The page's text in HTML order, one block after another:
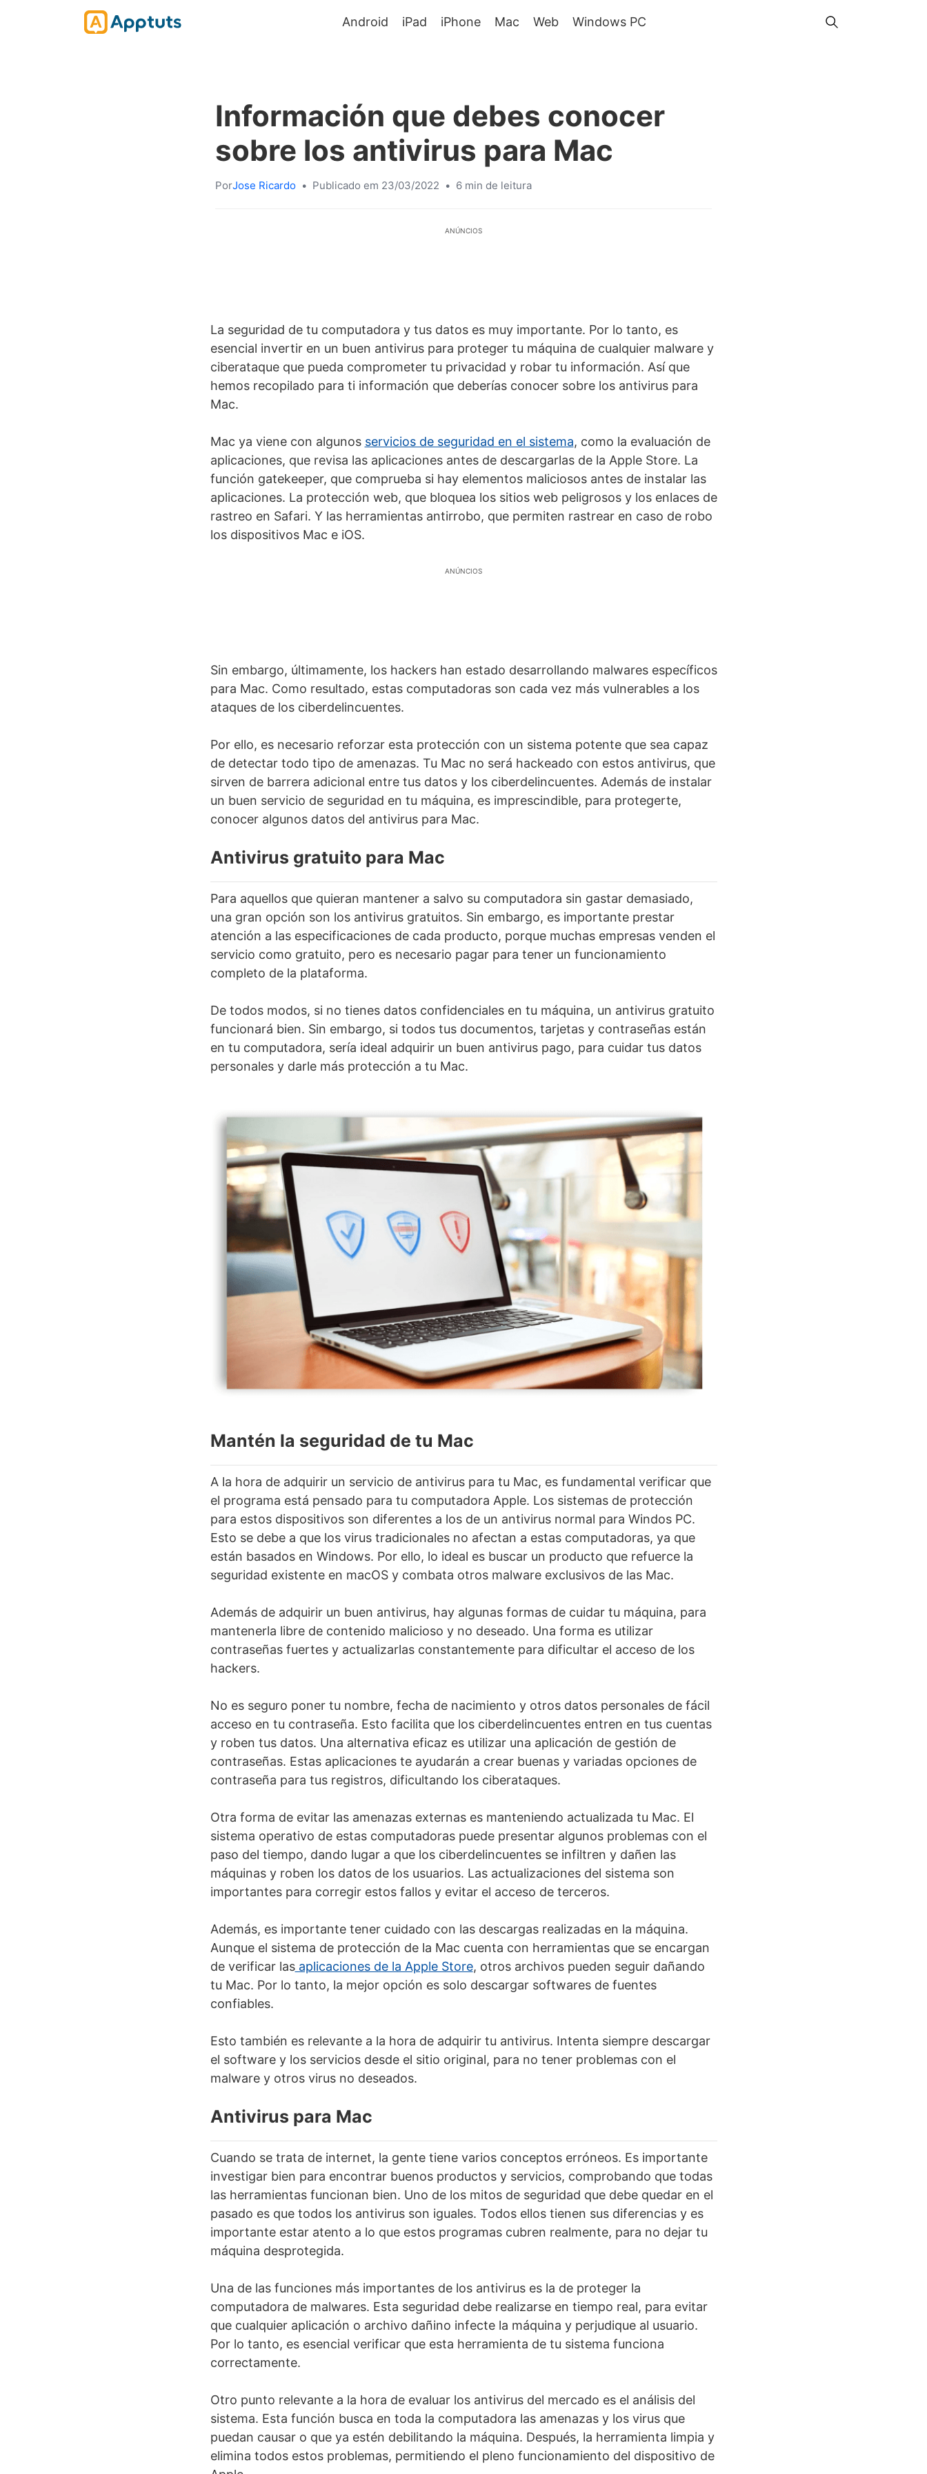
Android iPad iPhone Mac Web Windows PC
Información que debes conocer
sobre los antivirus para Mac
PorJose Ricardo • Publicado em 23/03/2022 • 6 min de leitura
ANÚNCIOS
La seguridad de tu computadora y tus datos es muy importante. Por lo tanto, es
esencial invertir en un buen antivirus para proteger tu máquina de cualquier malware y
ciberataque que pueda comprometer tu privacidad y robar tu información. Así que
hemos recopilado para ti información que deberías conocer sobre los antivirus para
Mac.
Mac ya viene con algunos servicios de seguridad en el sistema, como la evaluación de
aplicaciones, que revisa las aplicaciones antes de descargarlas de la Apple Store. La
función gatekeeper, que comprueba si hay elementos maliciosos antes de instalar las
aplicaciones. La protección web, que bloquea los sitios web peligrosos y los enlaces de
rastreo en Safari. Y las herramientas antirrobo, que permiten rastrear en caso de robo
los dispositivos Mac e iOS.
ANÚNCIOS
Sin embargo, últimamente, los hackers han estado desarrollando malwares específicos
para Mac. Como resultado, estas computadoras son cada vez más vulnerables a los
ataques de los ciberdelincuentes.
Por ello, es necesario reforzar esta protección con un sistema potente que sea capaz
de detectar todo tipo de amenazas. Tu Mac no será hackeado con estos antivirus, que
sirven de barrera adicional entre tus datos y los ciberdelincuentes. Además de instalar
un buen servicio de seguridad en tu máquina, es imprescindible, para protegerte,
conocer algunos datos del antivirus para Mac.
Antivirus gratuito para Mac
Para aquellos que quieran mantener a salvo su computadora sin gastar demasiado,
una gran opción son los antivirus gratuitos. Sin embargo, es importante prestar
atención a las especificaciones de cada producto, porque muchas empresas venden el
servicio como gratuito, pero es necesario pagar para tener un funcionamiento
completo de la plataforma.
De todos modos, si no tienes datos confidenciales en tu máquina, un antivirus gratuito
funcionará bien. Sin embargo, si todos tus documentos, tarjetas y contraseñas están
en tu computadora, sería ideal adquirir un buen antivirus pago, para cuidar tus datos
personales y darle más protección a tu Mac.
Mantén la seguridad de tu Mac
A la hora de adquirir un servicio de antivirus para tu Mac, es fundamental verificar que
el programa está pensado para tu computadora Apple. Los sistemas de protección
para estos dispositivos son diferentes a los de un antivirus normal para Windos PC.
Esto se debe a que los virus tradicionales no afectan a estas computadoras, ya que
están basados en Windows. Por ello, lo ideal es buscar un producto que refuerce la
seguridad existente en macOS y combata otros malware exclusivos de las Mac.
Además de adquirir un buen antivirus, hay algunas formas de cuidar tu máquina, para
mantenerla libre de contenido malicioso y no deseado. Una forma es utilizar
contraseñas fuertes y actualizarlas constantemente para dificultar el acceso de los
hackers.
No es seguro poner tu nombre, fecha de nacimiento y otros datos personales de fácil
acceso en tu contraseña. Esto facilita que los ciberdelincuentes entren en tus cuentas
y roben tus datos. Una alternativa eficaz es utilizar una aplicación de gestión de
contraseñas. Estas aplicaciones te ayudarán a crear buenas y variadas opciones de
contraseña para tus registros, dificultando los ciberataques.
Otra forma de evitar las amenazas externas es manteniendo actualizada tu Mac. El
sistema operativo de estas computadoras puede presentar algunos problemas con el
paso del tiempo, dando lugar a que los ciberdelincuentes se infiltren y dañen las
máquinas y roben los datos de los usuarios. Las actualizaciones del sistema son
importantes para corregir estos fallos y evitar el acceso de terceros.
Además, es importante tener cuidado con las descargas realizadas en la máquina.
Aunque el sistema de protección de la Mac cuenta con herramientas que se encargan
de verificar lasaplicaciones de la Apple Store, otros archivos pueden seguir dañando
tu Mac. Por lo tanto, la mejor opción es solo descargar softwares de fuentes
confiables.
Esto también es relevante a la hora de adquirir tu antivirus. Intenta siempre descargar
el software y los servicios desde el sitio original, para no tener problemas con el
malware y otros virus no deseados.
Antivirus para Mac
Cuando se trata de internet, la gente tiene varios conceptos erróneos. Es importante
investigar bien para encontrar buenos productos y servicios, comprobando que todas
las herramientas funcionan bien. Uno de los mitos de seguridad que debe quedar en el
pasado es que todos los antivirus son iguales. Todos ellos tienen sus diferencias y es
importante estar atento a lo que estos programas cubren realmente, para no dejar tu
máquina desprotegida.
Una de las funciones más importantes de los antivirus es la de proteger la
computadora de malwares. Esta seguridad debe realizarse en tiempo real, para evitar
que cualquier aplicación o archivo dañino infecte la máquina y perjudique al usuario.
Por lo tanto, es esencial verificar que esta herramienta de tu sistema funciona
correctamente.
Otro punto relevante a la hora de evaluar los antivirus del mercado es el análisis del
sistema. Esta función busca en toda la computadora las amenazas y los virus que
puedan causar o que ya estén debilitando la máquina. Después, la herramienta limpia y
elimina todos estos problemas, permitiendo el pleno funcionamiento del dispositivo de